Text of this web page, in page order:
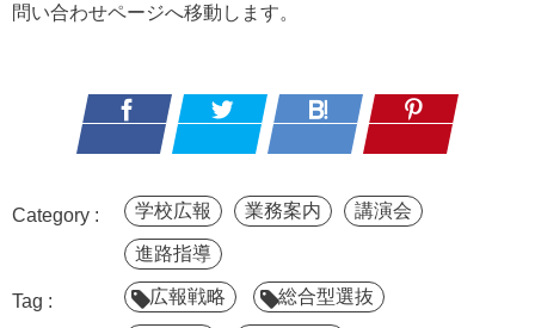
問い合わせページへ移動します。
学校広報 業務案内 講演会
進路指導
広報戦略 総合型選抜